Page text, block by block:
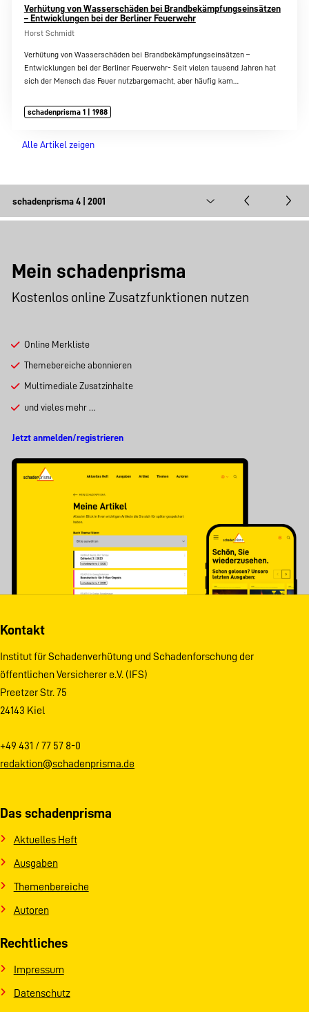
Verhütung von Wasserschäden bei Brandbekämpfungseinsätzen
– Entwicklungen bei der Berliner Feuerwehr
Horst Schmidt
Verhütung von Wasserschäden bei Brandbekämpfungseinsätzen –
Entwicklungen bei der Berliner Feuerwehr- Seit vielen tausend Jahren hat
sich der Mensch das Feuer nutzbargemacht, aber häufig kam…
schadenprisma 1 | 1988
Alle Artikel zeigen
Mein schadenprisma
Kostenlos online Zusatzfunktionen nutzen
Online Merkliste
Themebereiche abonnieren
Multimediale Zusatzinhalte
und vieles mehr …
Jetzt anmelden/registrieren
Kontakt
Institut für Schadenverhütung und Schadenforschung der
öffentlichen Versicherer e.V. (IFS)
Preetzer Str. 75
24143 Kiel
+49 431 / 77 57 8-0
redaktion@schadenprisma.de
Das schadenprisma
Aktuelles Heft
Ausgaben
Themenbereiche
Autoren
Rechtliches
Impressum
Datenschutz